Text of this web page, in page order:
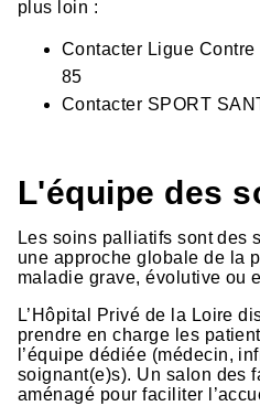
plus loin :
Contacter Ligue
85
Contacter SPORT
L'équipe des
Les soins palliatifs sont des
une approche globale de la
maladie grave, évolutive ou
L’Hôpital Privé de la Loire
prendre en charge les
l’équipe dédiée (médecin,
soignant(e)s). Un salon des
aménagé pour faciliter